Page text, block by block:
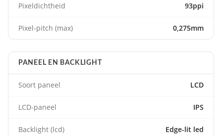
Pixeldichtheid 93ppi
Pixel-pitch (max) 0,275mm
PANEEL EN BACKLIGHT
Soort paneel LCD
LCD-paneel IPS
Backlight (lcd) Edge-lit led